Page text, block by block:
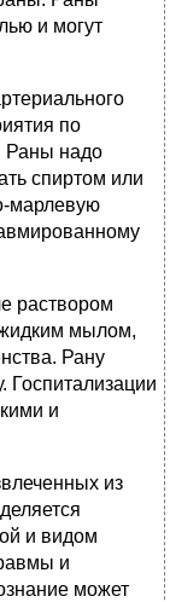
и могут
по
Раны надо
спиртом или
марлевую
раствором
мылом,
Рану
Госпитализации
и
из
и видом
и
может